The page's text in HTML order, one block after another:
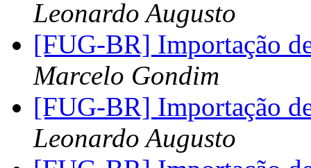
Leonardo Augusto
[FUG-BR] Importação
Marcelo Gondim
[FUG-BR] Importação
Leonardo Augusto